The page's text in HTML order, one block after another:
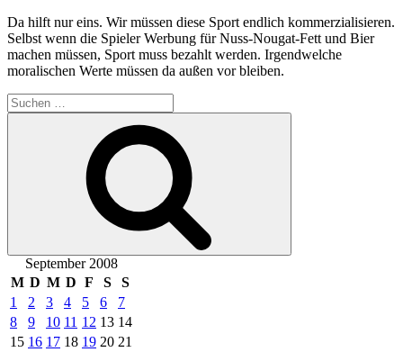
Da hilft nur eins. Wir müssen diese Sport endlich kommerzialisieren.
Selbst wenn die Spieler Werbung für Nuss-Nougat-Fett und Bier
machen müssen, Sport muss bezahlt werden. Irgendwelche
moralischen Werte müssen da außen vor bleiben.
Suchen
nach:
September 2008
M D M D F S
S
1
2 3 4 5 6
7
8
9 10 11 12 13 14
15 16 17 18 19 20 21